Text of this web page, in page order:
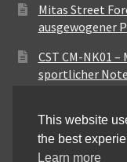
Mitas Street
ausgewogener
CST CM-NK01
sportlicher Note
Maxxis MA-
für vielseitige
Pirelli City
This website
the best
Learn more